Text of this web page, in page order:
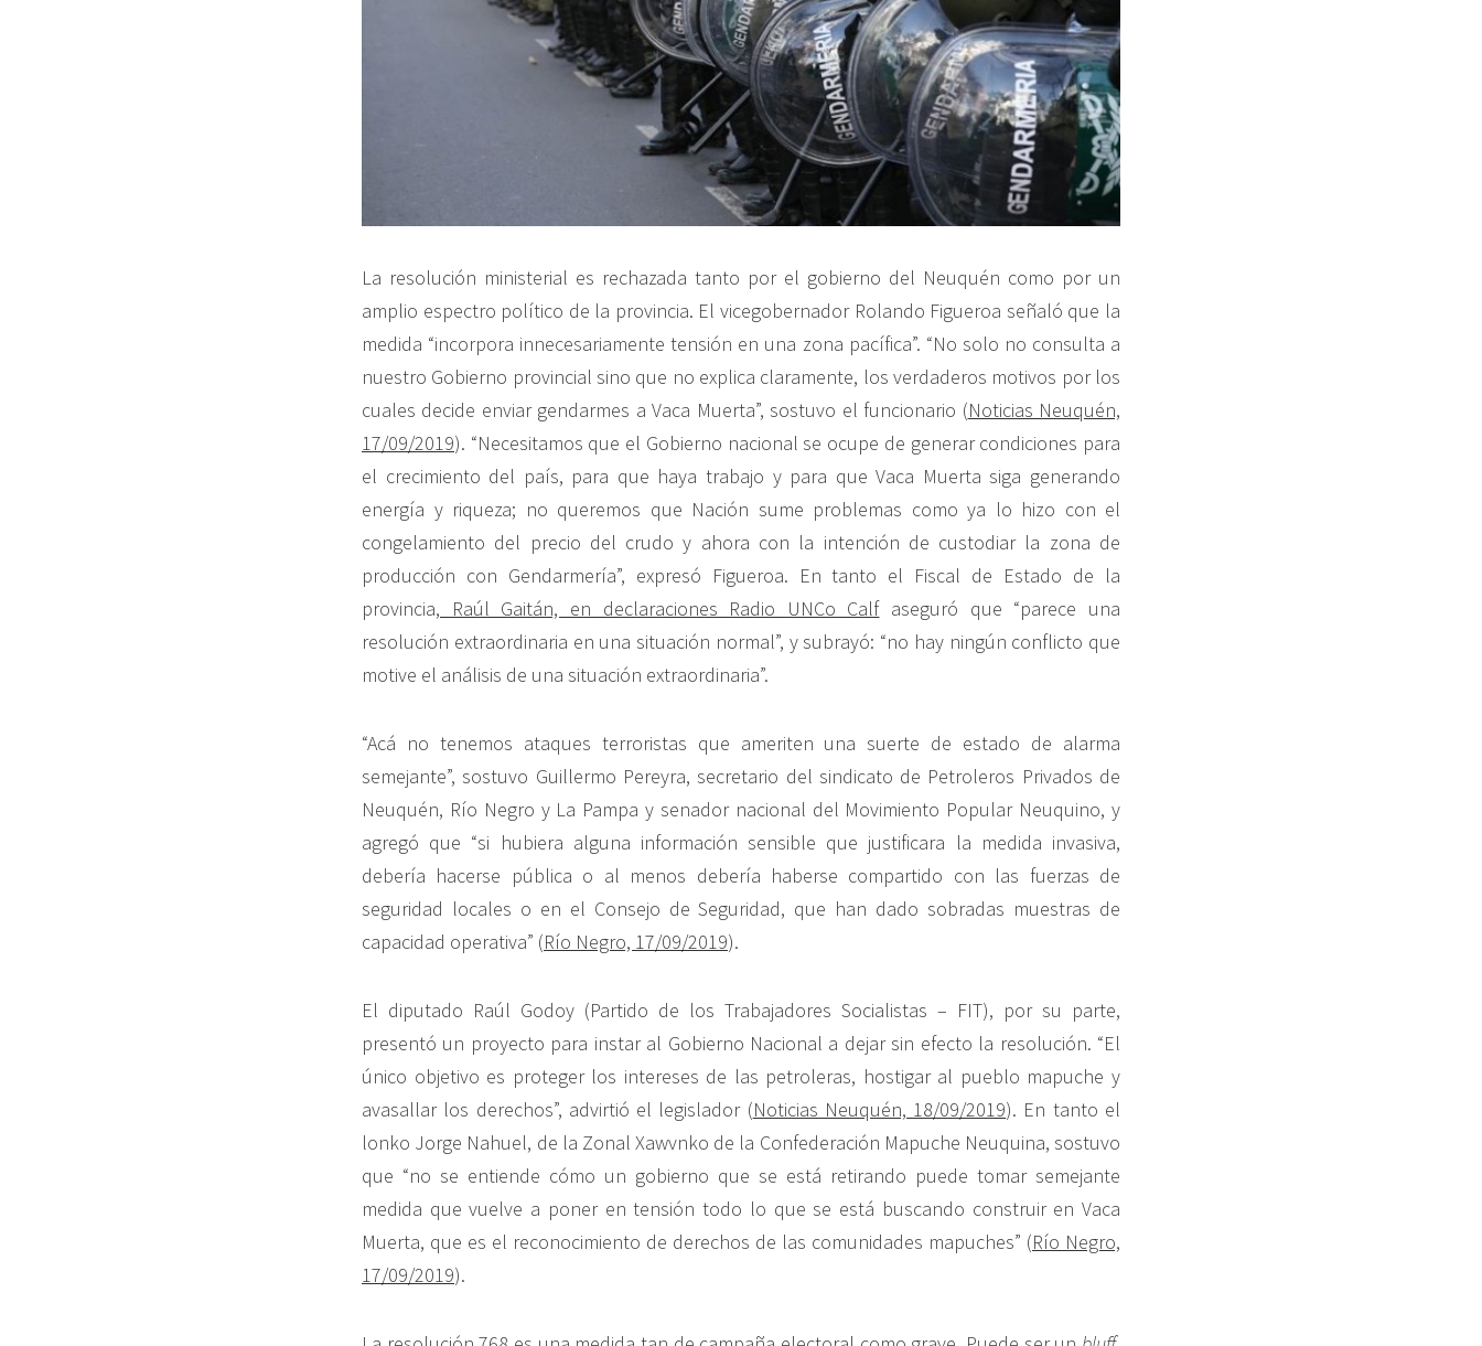
La resolución ministerial es rechazada tanto por el gobierno del Neuquén como por un
amplio espectro político de la provincia. El vicegobernador Rolando Figueroa señaló que la
medida “incorpora innecesariamente tensión en una zona pacífica”. “No solo no consulta a
nuestro Gobierno provincial sino que no explica claramente, los verdaderos motivos por los
cuales decide enviar gendarmes a Vaca Muerta”, sostuvo el funcionario (Noticias Neuquén,
17/09/2019). “Necesitamos que el Gobierno nacional se ocupe de generar condiciones para
el crecimiento del país, para que haya trabajo y para que Vaca Muerta siga generando
energía y riqueza; no queremos que Nación sume problemas como ya lo hizo con el
congelamiento del precio del crudo y ahora con la intención de custodiar la zona de
producción con Gendarmería”, expresó Figueroa. En tanto el Fiscal de Estado de la
provincia, Raúl Gaitán, en declaraciones Radio UNCo Calfaseguró que “parece una
resolución extraordinaria en una situación normal”, y subrayó: “no hay ningún conflicto que
motive el análisis de una situación extraordinaria”.
“Acá no tenemos ataques terroristas que ameriten una suerte de estado de alarma
semejante”, sostuvo Guillermo Pereyra, secretario del sindicato de Petroleros Privados de
Neuquén, Río Negro y La Pampa y senador nacional del Movimiento Popular Neuquino, y
agregó que “si hubiera alguna información sensible que justificara la medida invasiva,
debería hacerse pública o al menos debería haberse compartido con las fuerzas de
seguridad locales o en el Consejo de Seguridad, que han dado sobradas muestras de
capacidad operativa” (Río Negro, 17/09/2019).
El diputado Raúl Godoy (Partido de los Trabajadores Socialistas – FIT), por su parte,
presentó un proyecto para instar al Gobierno Nacional a dejar sin efecto la resolución. “El
único objetivo es proteger los intereses de las petroleras, hostigar al pueblo mapuche y
avasallar los derechos”, advirtió el legislador (Noticias Neuquén, 18/09/2019). En tanto el
lonko Jorge Nahuel, de la Zonal Xawvnko de la Confederación Mapuche Neuquina, sostuvo
que “no se entiende cómo un gobierno que se está retirando puede tomar semejante
medida que vuelve a poner en tensión todo lo que se está buscando construir en Vaca
Muerta, que es el reconocimiento de derechos de las comunidades mapuches” (Río Negro,
17/09/2019).